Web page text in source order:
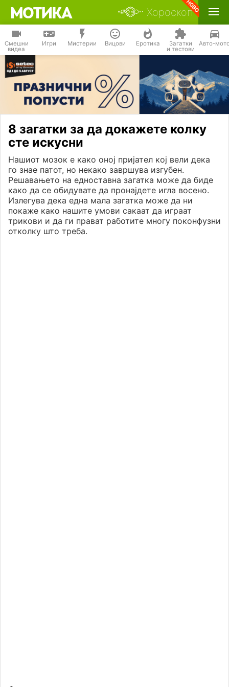
Хороскоп
Смешни
видеа
Игри Мистерии Вицови Еротика Загатки
и тестови
Авто-
8 загатки за да докажете колку
сте искусни
Нашиот мозок е како оној пријател кој вели дека
го знае патот, но некако завршува изгубен.
Решавањето на едноставна загатка може да биде
како да се обидувате да пронајдете игла восено.
Излегува дека една мала загатка може да ни
покаже како нашите умови сакаат да играат
трикови и да ги прават работите многу поконфузни
отколку што треба.